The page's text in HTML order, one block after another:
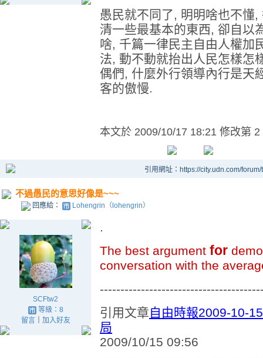
愚民就不同了, 明明啥也不懂
清一些最基本的東西, 卻自以
啥, 千篇一律民主自由人權加
法, 動不動就抬出人民怎樣怎
偶們, 什麼外行領導內行是天
客的傲慢.
本文於 2009/10/17 18:21 修改第 2
引用網址：https://city.udn.com/
不過愚民的意思好像是~~~
回應給： Lohengrin（lohengrin）
SCFtw2
等級：8
留言｜ 加入好友
.
The best argument for
conversation with the
引用文章自由時報2009-10-
局
2009/10/15 09:56